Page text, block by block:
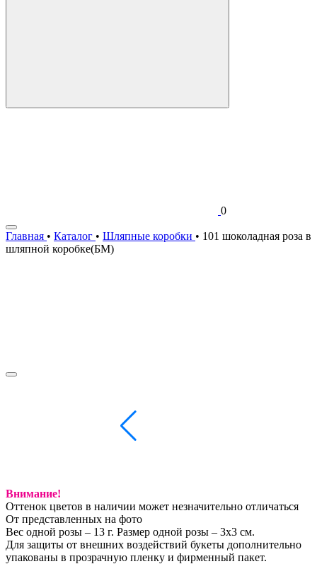
0
Главная • Каталог • Шляпные коробки • 101 шоколадная роза в
шляпной коробке(БМ)
Внимание!
Оттенок цветов в наличии может незначительно отличаться
От представленных на фото
Вес одной розы – 13 г. Размер одной розы – 3х3 см.
Для защиты от внешних воздействий букеты дополнительно
упакованы в прозрачную пленку и фирменный пакет.